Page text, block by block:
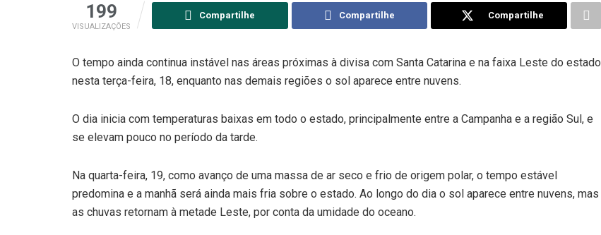
199
VISUALIZAÇÕES
Compartilhe Compartilhe Compartilhe
O tempo ainda continua instável nas áreas próximas à divisa com Santa Catarina e na faixa Leste do estado
nesta terça-feira, 18, enquanto nas demais regiões o sol aparece entre nuvens.
O dia inicia com temperaturas baixas em todo o estado, principalmente entre a Campanha e a região Sul, e
se elevam pouco no período da tarde.
Na quarta-feira, 19, como avanço de uma massa de ar seco e frio de origem polar, o tempo estável
predomina e a manhã será ainda mais fria sobre o estado. Ao longo do dia o sol aparece entre nuvens, mas
as chuvas retornam à metade Leste, por conta da umidade do oceano.